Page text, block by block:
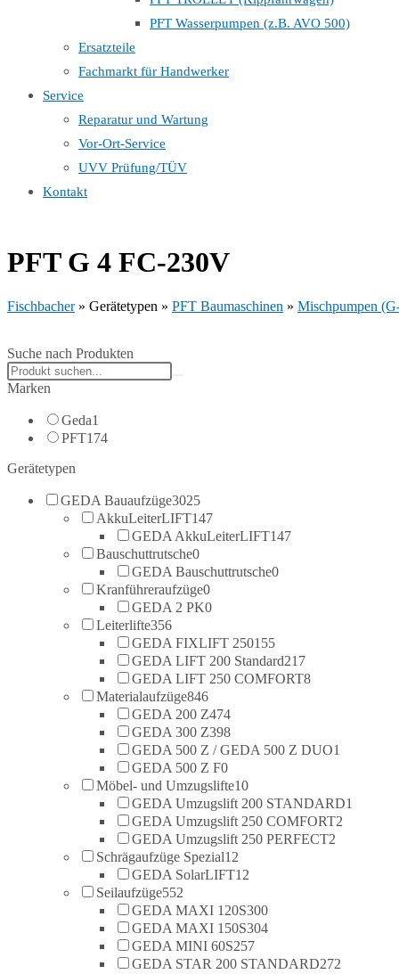
PFT Wasserpumpen (z.B. AVO 500)
Ersatzteile
Fachmarkt für Handwerker
Service
Reparatur und Wartung
Vor-Ort-Service
UVV Prüfung/TÜV
Kontakt
PFT G 4 FC-230V
Fischbacher» Gerätetypen » PFT Baumaschinen » Mischpumpen
Suche nach Produkten
Search
products:
Marken
Geda1
PFT174
Gerätetypen
GEDA Bauaufzüge3025
AkkuLeiterLIFT147
GEDA AkkuLeiterLIFT147
Bauschuttrutsche0
GEDA Bauschuttrutsche0
Kranführeraufzüge0
GEDA 2 PK0
Leiterlifte356
GEDA FIXLIFT 250155
GEDA LIFT 200 Standard217
GEDA LIFT 250 COMFORT8
Materialaufzüge846
GEDA 200 Z474
GEDA 300 Z398
GEDA 500 Z / GEDA 500 Z DUO1
GEDA 500 Z F0
Möbel- und Umzugslifte10
GEDA Umzugslift 200 STANDARD1
GEDA Umzugslift 250 COMFORT2
GEDA Umzugslift 250 PERFECT2
Schrägaufzüge Spezial12
GEDA SolarLIFT12
Seilaufzüge552
GEDA MAXI 120S300
GEDA MAXI 150S304
GEDA MINI 60S257
GEDA STAR 200 STANDARD272